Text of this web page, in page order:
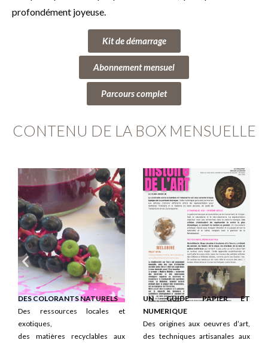
profondément joyeuse.
Kit de démarrage
Abonnement mensuel
Parcours complet
CONTENU DE LA BOX MENSUELLE
DES COLORANTS NATURELS
Des ressources locales et
exotiques,
des matières recyclables aux
UN GUIDE PAPIER ET
NUMERIQUE
Des origines aux oeuvres d’art,
des techniques artisanales aux